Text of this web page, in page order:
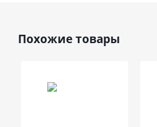
Похожие товары